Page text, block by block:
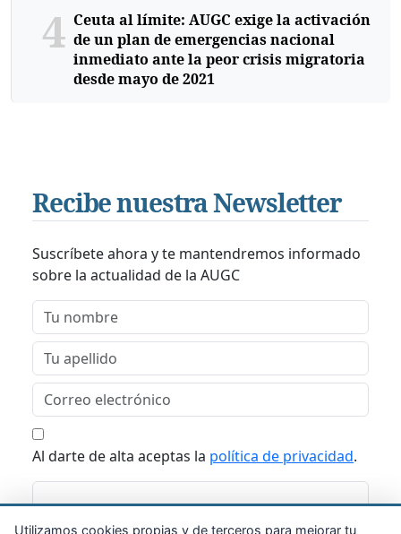
4 Ceuta al límite: AUGC exige la activación
de un plan de emergencias nacional
inmediato ante la peor crisis migratoria
desde mayo de 2021
Recibe nuestra Newsletter
Suscríbete ahora y te mantendremos informado
sobre la actualidad de la AUGC
Al darte de alta aceptas la política de privacidad.
Suscribirme
Utilizamos cookies propias y de terceros para mejorar tu